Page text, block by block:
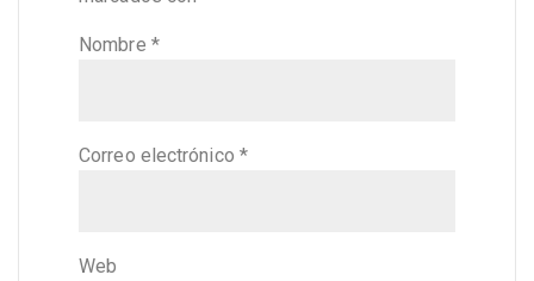
Nombre *
Correo electrónico *
Web